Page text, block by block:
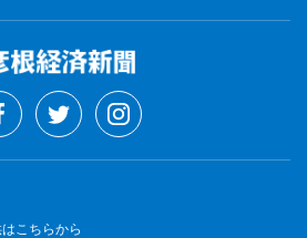
こちらから